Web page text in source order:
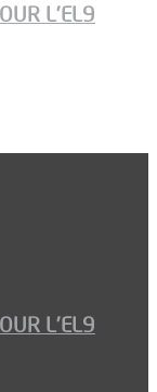
L’EL9
L’EL9